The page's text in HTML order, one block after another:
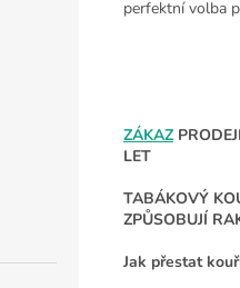
perfektní volba
ZÁKAZ
LET
TABÁKOVÝ
ZPŮSOBUJÍ
Jak přestat